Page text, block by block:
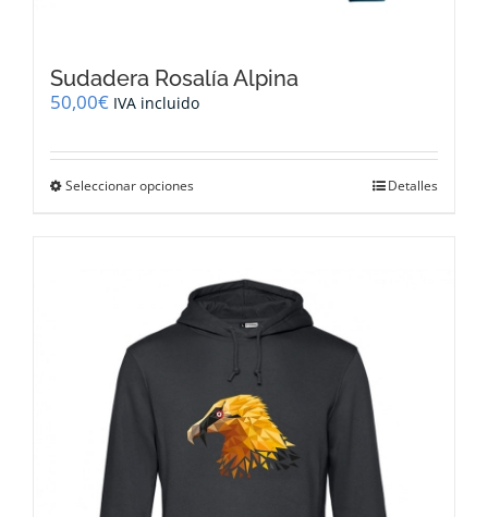
Sudadera Rosalía Alpina
50,00€ IVA incluido
Seleccionar opciones
variantes.
Las
opciones
se
elegir
en
la
página
Detalles